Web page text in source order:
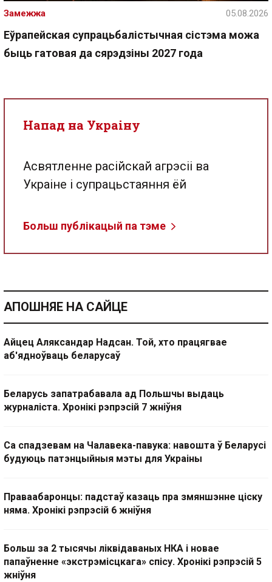
Еўрапейская супрацьбалістычная сістэма можа
быць гатовая да сярэдзіны 2027 года
Замежжа 05.08.2026
Напад на Украіну
Асвятленне расійскай агрэсіі ва
Украіне і супрацьстаяння ёй
Больш публікацый па тэме
АПОШНЯЕ НА САЙЦЕ
Айцец Аляксандар Надсан. Той, хто працягвае
аб'ядноўваць беларусаў
Беларусь запатрабавала ад Польшчы выдаць
журналіста. Хронікі рэпрэсій 7 жніўня
Са спадзевам на Чалавека-павука: навошта ў Беларусі
будуюць патэнцыйныя мэты для Украіны
Праваабаронцы: падстаў казаць пра змяншэнне ціску
няма. Хронікі рэпрэсій 6 жніўня
Больш за 2 тысячы ліквідаваных НКА і новае
папаўненне «экстрэмісцкага» спісу. Хронікі рэпрэсій 5
жніўня